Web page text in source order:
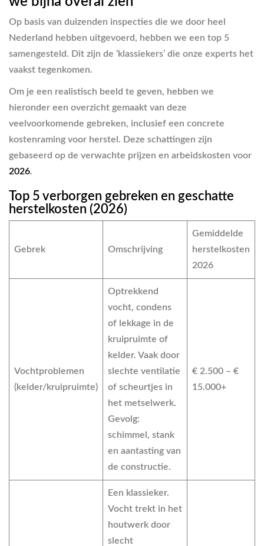
Op basis van duizenden inspecties die we door heel
Nederland hebben uitgevoerd, hebben we een top 5
samengesteld. Dit zijn de ‘klassiekers’ die onze experts het
vaakst tegenkomen.
Om je een realistisch beeld te geven, hebben we
hieronder een overzicht gemaakt van deze
veelvoorkomende gebreken, inclusief een concrete
kostenraming voor herstel. Deze schattingen zijn
gebaseerd op de verwachte prijzen en arbeidskosten voor
2026.
Top 5 verborgen gebreken en geschatte
herstelkosten (2026)
Gebrek Omschrijving
Gemiddelde
herstelkosten
2026
Vochtproblemen
(kelder/kruipruimte)
Optrekkend
vocht, condens
of lekkage in de
kruipruimte of
kelder. Vaak door
slechte ventilatie
of scheurtjes in
het metselwerk.
Gevolg:
schimmel, stank
en aantasting van
de constructie.
€ 2.500 – €
15.000+
Een klassieker.
Vocht trekt in het
houtwerk door
slecht